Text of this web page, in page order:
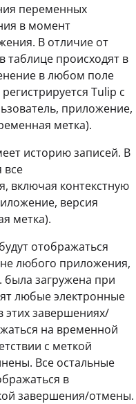
переменных
в момент
В отличие от
таблице происходят в
в любом поле
Tulip с
приложение,
метка).
историю записей. В
все
включая контекстную
версия
метка).
отображаться
любого приложения,
была загружена при
любые электронные
этих завершениях/
на временной
с меткой
Все остальные
в
завершения/отмены.